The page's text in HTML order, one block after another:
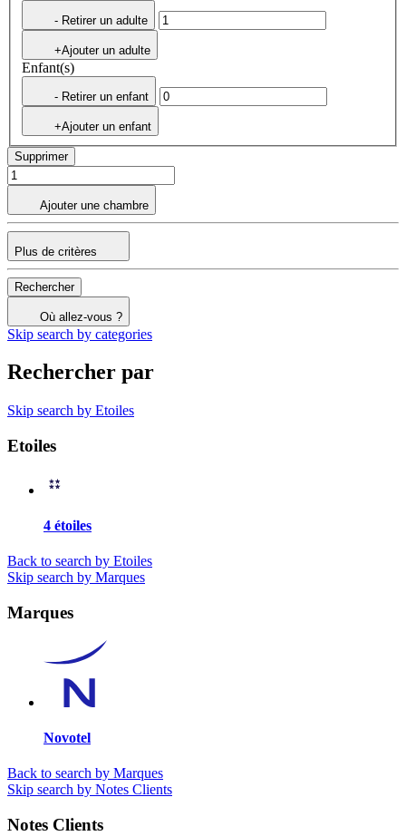
- Retirer un adulte
+Ajouter un adulte
Enfant(s)
- Retirer un enfant
+Ajouter un enfant
Supprimer
Ajouter une chambre
Plus de critères
Rechercher
Où allez-vous ?
Skip search by categories
Rechercher par
Skip search by Etoiles
Etoiles
4 étoiles
Back to search by Etoiles
Skip search by Marques
Marques
Novotel
Back to search by Marques
Skip search by Notes Clients
Notes Clients